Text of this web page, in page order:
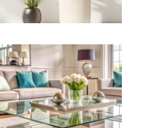
mettons à votre
la
annonce de
étape de